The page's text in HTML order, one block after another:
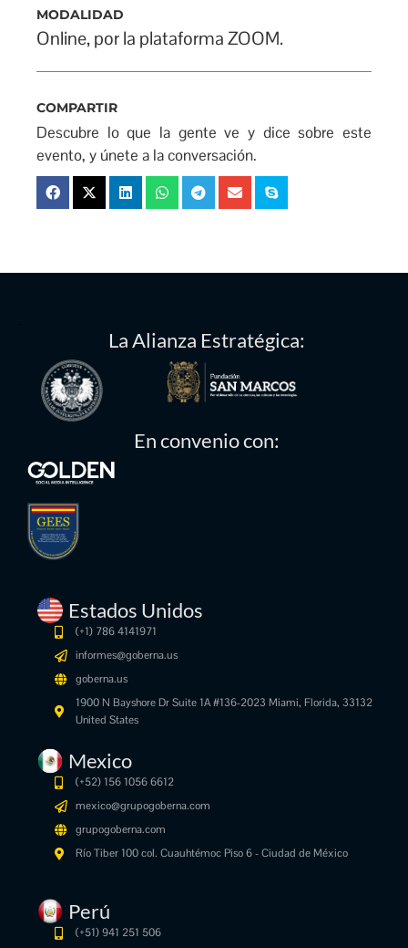
MODALIDAD
Online, por la plataforma ZOOM.
COMPARTIR
Descubre lo que la gente ve y dice sobre este
evento, y únete a la conversación.
La Alianza Estratégica:
En convenio con:
Estados Unidos
(+1) 786 4141971
informes@goberna.us
goberna.us
1900 N Bayshore Dr Suite 1A #136-2023 Miami, Florida, 33132
United States
Mexico
(+52) 156 1056 6612
mexico@grupogoberna.com
grupogoberna.com
Río Tiber 100 col. Cuauhtémoc Piso 6 - Ciudad de México
Perú
(+51) 941 251 506